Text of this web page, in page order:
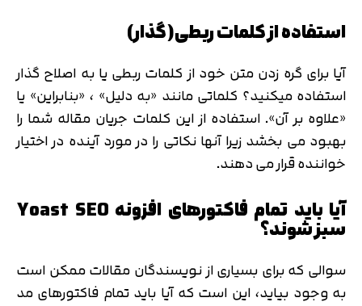
استفاده از کلمات ربطی(گذار)
آیا برای گره زدن متن خود از کلمات ربطی یا به اصلاح گذار
استفاده میکنید؟ کلماتی مانند «به دلیل» ، «بنابراین» یا
«علاوه بر آن». استفاده از این کلمات جریان مقاله شما را
بهبود می بخشد زیرا آنها نکاتی را در مورد آینده در اختیار
خواننده قرار می دهند.
آیا باید تمام فاکتورهای افزونه Yoast SEO
سبز شوند؟
سوالی که برای بسیاری از نویسندگان مقالات ممکن است
به وجود بیاید، این است که آیا باید تمام فاکتورهای مد